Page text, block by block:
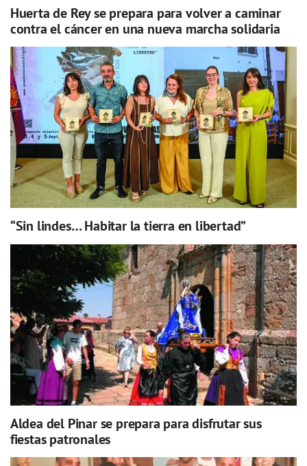
Huerta de Rey se prepara para volver a caminar
contra el cáncer en una nueva marcha solidaria
“Sin lindes… Habitar la tierra en libertad”
Aldea del Pinar se prepara para disfrutar sus
fiestas patronales